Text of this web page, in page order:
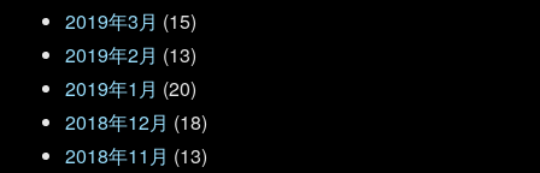
2019年3月 (15)
2019年2月 (13)
2019年1月 (20)
2018年12月 (18)
2018年11月 (13)